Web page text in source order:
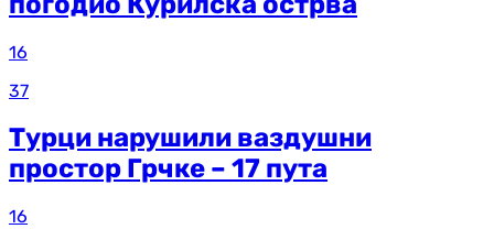
16
37
Турци нарушили ваздушни
простор Грчке – 17 пута
16